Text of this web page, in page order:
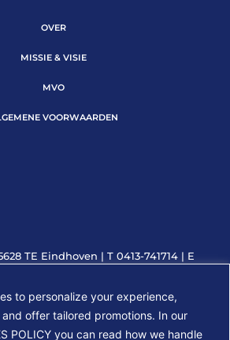
to personalize your experience,
offer tailored promotions. In our
POLICY you can read how we handle
OVER
MISSIE & VISIE
MVO
VOORWAARDEN
TE Eindhoven | T 0413-741714 | E
PROUDLY POWERED BY: